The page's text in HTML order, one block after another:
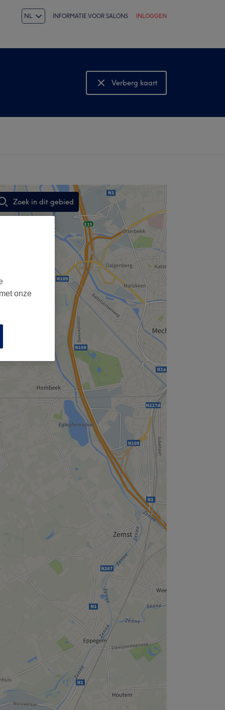
NL INFORMATIE VOOR SALONS INLOGGEN
Verberg kaart
Bekijk kaart
Zoek in dit gebied
,
onze